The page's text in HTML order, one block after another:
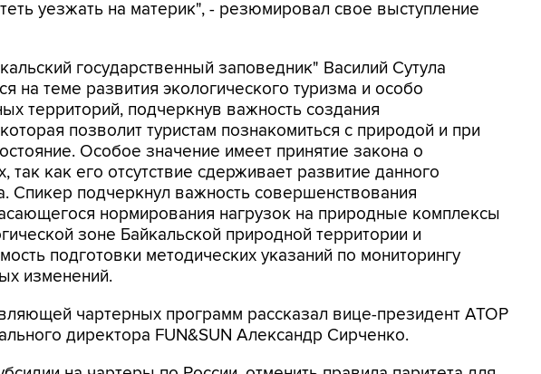
уезжать на материк", - резюмировал свое выступление
государственный заповедник" Василий Сутула
на теме развития экологического туризма и особо
территорий, подчеркнув важность создания
позволит туристам познакомиться с природой и при
Особое значение имеет принятие закона о
так как его отсутствие сдерживает развитие данного
Спикер подчеркнул важность совершенствования
нормирования нагрузок на природные комплексы
зоне Байкальской природной территории и
подготовки методических указаний по мониторингу
изменений.
чартерных программ рассказал вице-президент АТОР
директора FUN&SUN Александр Сирченко.